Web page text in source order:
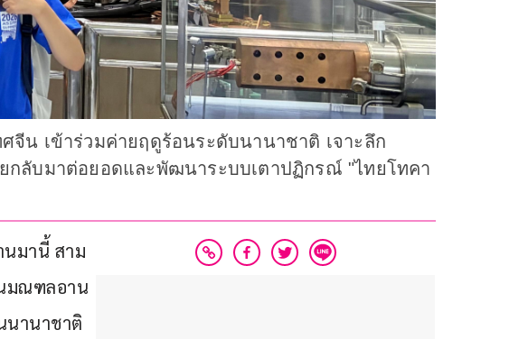
จีน เข้าร่วมค่ายฤดูร้อนระดับนานาชาติ เจาะลึก
กลับมาต่อยอดและพัฒนาระบบเตาปฏิกรณ์ "ไทยโทคา
นมานี้ สาม
นมณฑลอาน
นานาชาติ